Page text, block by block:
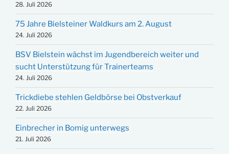
28. Juli 2026
75 Jahre Bielsteiner Waldkurs am 2. August
24. Juli 2026
BSV Bielstein wächst im Jugendbereich weiter und
sucht Unterstützung für Trainerteams
24. Juli 2026
Trickdiebe stehlen Geldbörse bei Obstverkauf
22. Juli 2026
Einbrecher in Bomig unterwegs
21. Juli 2026